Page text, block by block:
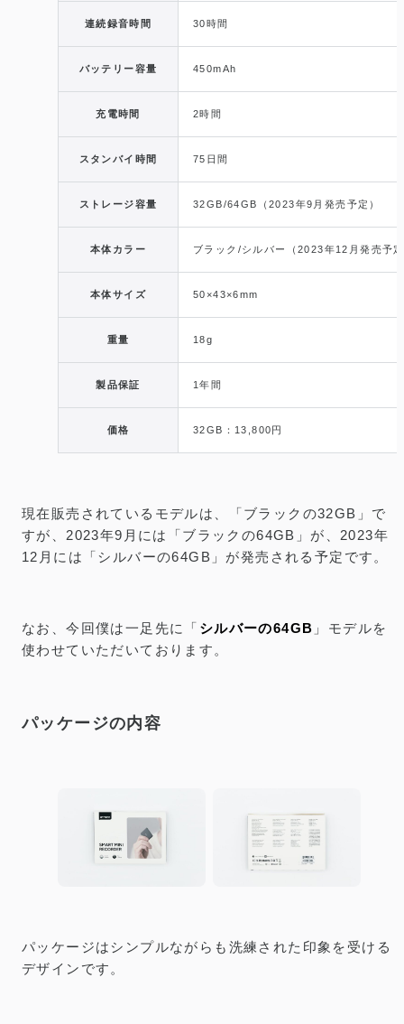
連続録音時間 30時間
バッテリー容量 450mAh
充電時間 2時間
スタンバイ時間 75日間
ストレージ容量 32GB/64GB（2023年9月発売予定）
本体カラー ブラック/シルバー（2023年12月発売予
本体サイズ 50×43×6mm
重量 18g
製品保証 1年間
価格 32GB：13,800円
現在販売されているモデルは、「ブラックの32GB」で
すが、2023年9月には「ブラックの64GB」が、2023年
12月には「シルバーの64GB」が発売される予定です。
なお、今回僕は一足先に「 シルバーの64GB 」モデルを
使わせていただいております。
パッケージの内容
パッケージはシンプルながらも洗練された印象を受ける
デザインです。